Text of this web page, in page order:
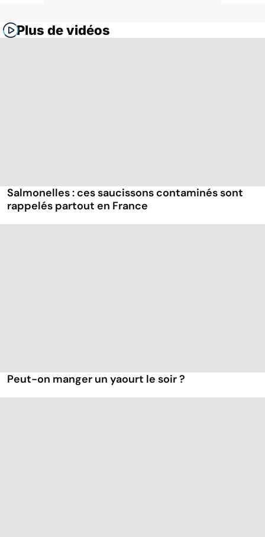
Plus de vidéos
Salmonelles : ces saucissons contaminés sont
rappelés partout en France
Peut-on manger un yaourt le soir ?